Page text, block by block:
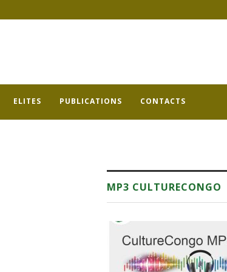
ELITES PUBLICATIONS CONTACTS
MP3 CULTURECONGO